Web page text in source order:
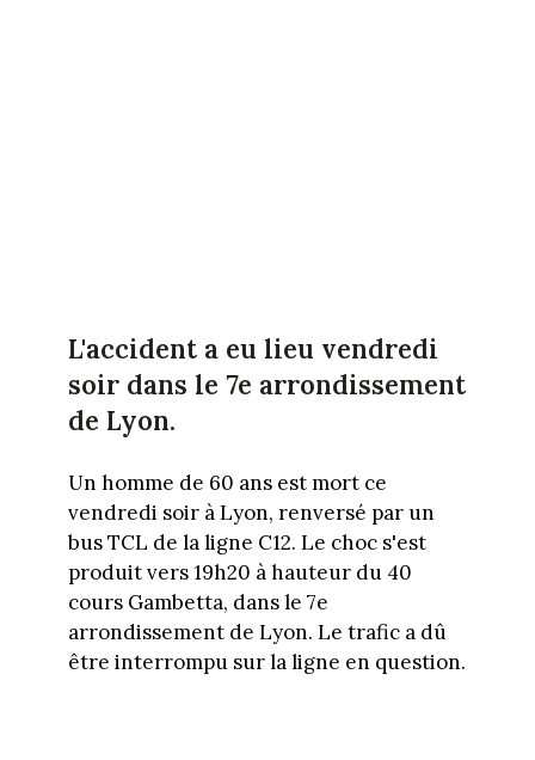
L'accident a eu lieu vendredi
soir dans le 7e arrondissement
de Lyon.
Un homme de 60 ans est mort ce
vendredi soir à Lyon, renversé par un
bus TCL de la ligne C12. Le choc s'est
produit vers 19h20 à hauteur du 40
cours Gambetta, dans le 7e
arrondissement de Lyon. Le trafic a dû
être interrompu sur la ligne en question.